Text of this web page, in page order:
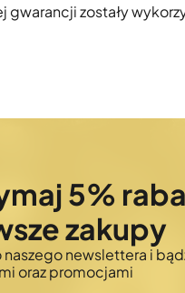
gwarancji zostały
5%
zakupy
naszego newslettera i
oraz promocjami